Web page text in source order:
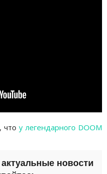
что у легендарного DOOM
новости